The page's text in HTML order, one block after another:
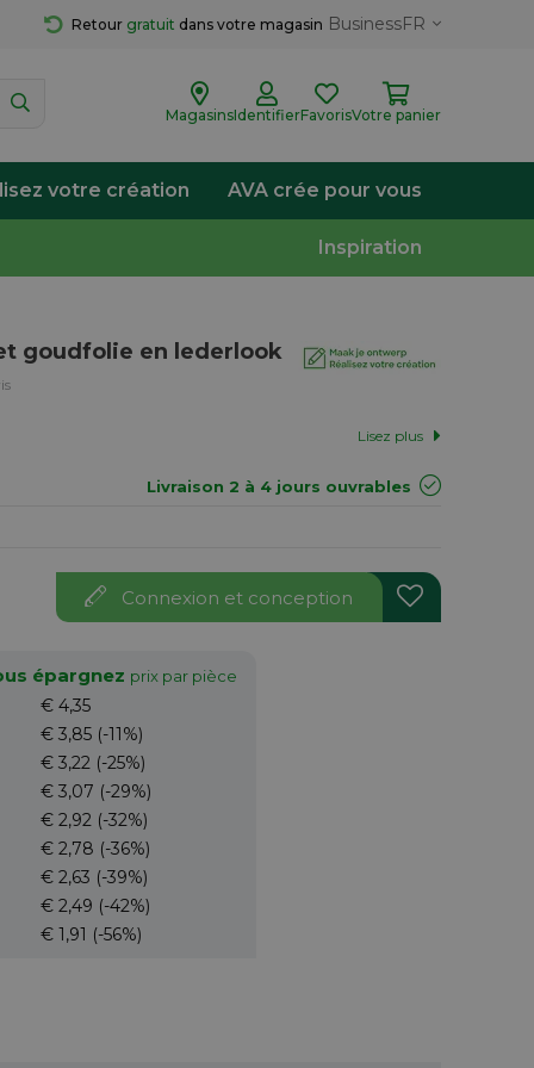
Retour gratuit dans votre magasin BusinessFR
MagasinsIdentifierFavorisVotre panier
votre création AVA crée pour vous
Inspiration
goudfolie en lederlook
Lisez plus
Livraison 2 à 4 jours ouvrables
Connexion et conception
épargnez prix par pièce
€ 4,35
€ 3,85 (-11%)
€ 3,22 (-25%)
€ 3,07 (-29%)
€ 2,92 (-32%)
€ 2,78 (-36%)
€ 2,63 (-39%)
€ 2,49 (-42%)
€ 1,91 (-56%)